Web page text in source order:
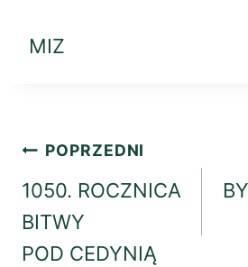
MIZ
Nawigacja
wpisu
POPRZEDNI
1050. ROCZNICA
BITWY
POD CEDYNIĄ